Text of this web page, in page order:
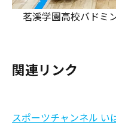
茗溪学園高校バドミ
関連リンク
スポーツチャンネル い